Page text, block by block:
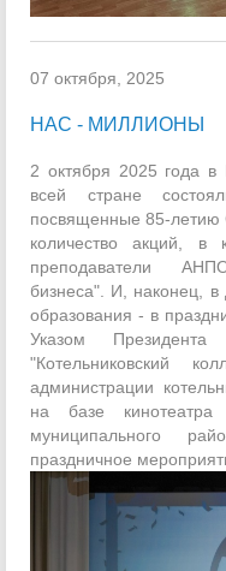
07 октября, 2025
НАС - МИЛЛИОНЫ
2 октября 2025 года в
всей стране
посвященные 85-
количество акций, в
преподаватели
бизнеса". И, наконец, в
образования - в
Указом
"Котельниковский
администрации
на базе кинотеатра
муниципального
праздничное